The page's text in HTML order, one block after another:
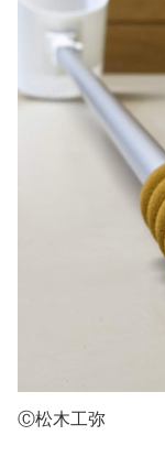
Ⓒ松木工弥